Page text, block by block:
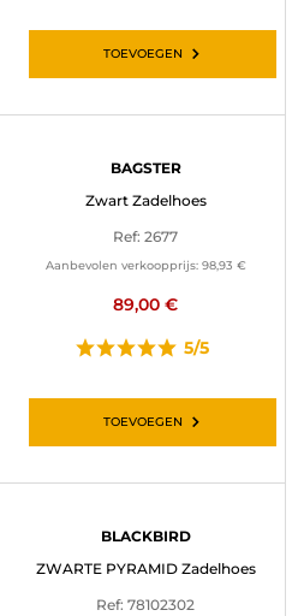
TOEVOEGEN
BAGSTER
Zwart Zadelhoes
Ref: 2677
Aanbevolen verkoopprijs: 98,93 €
89,00 €
5/5
TOEVOEGEN
BLACKBIRD
ZWARTE PYRAMID Zadelhoes
Ref: 78102302